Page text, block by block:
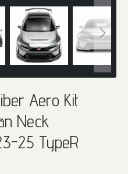
Aero Kit
Neck
25 TypeR